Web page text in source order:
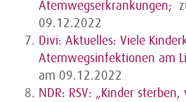
Atemwegserkrankungen;
09.12.2022
Divi: Aktuelles: Viele
Atemwegsinfektionen am
am 09.12.2022
NDR: RSV: „Kinder